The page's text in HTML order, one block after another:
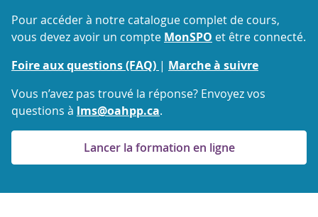
Pour accéder à notre catalogue complet de cours,
vous devez avoir un compte MonSPO et être connecté.
Foire aux questions (FAQ) | Marche à suivre
Vous n’avez pas trouvé la réponse? Envoyez vos
questions à lms@oahpp.ca.
Lancer la formation en ligne